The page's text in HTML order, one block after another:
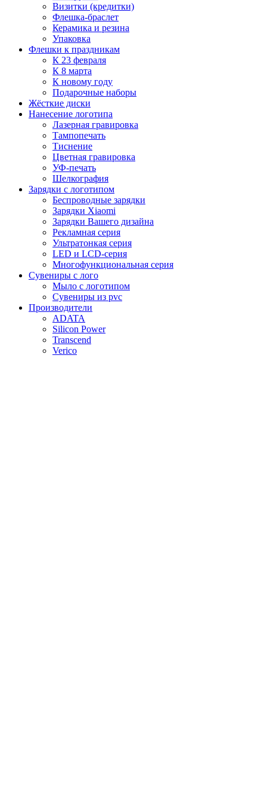
Визитки (кредитки)
Флешка-браслет
Керамика и резина
Упаковка
Флешки к праздникам
К 23 февраля
К 8 марта
К новому году
Подарочные наборы
Жёсткие диски
Нанесение логотипа
Лазерная гравировка
Тампопечать
Тиснение
Цветная гравировка
УФ-печать
Шелкография
Зарядки с логотипом
Беспроводные зарядки
Зарядки Xiaomi
Зарядки Вашего дизайна
Рекламная серия
Ультратонкая серия
LED и LCD-серия
Многофункциональная серия
Сувениры с лого
Мыло с логотипом
Сувениры из pvc
Производители
ADATA
Silicon Power
Transcend
Verico